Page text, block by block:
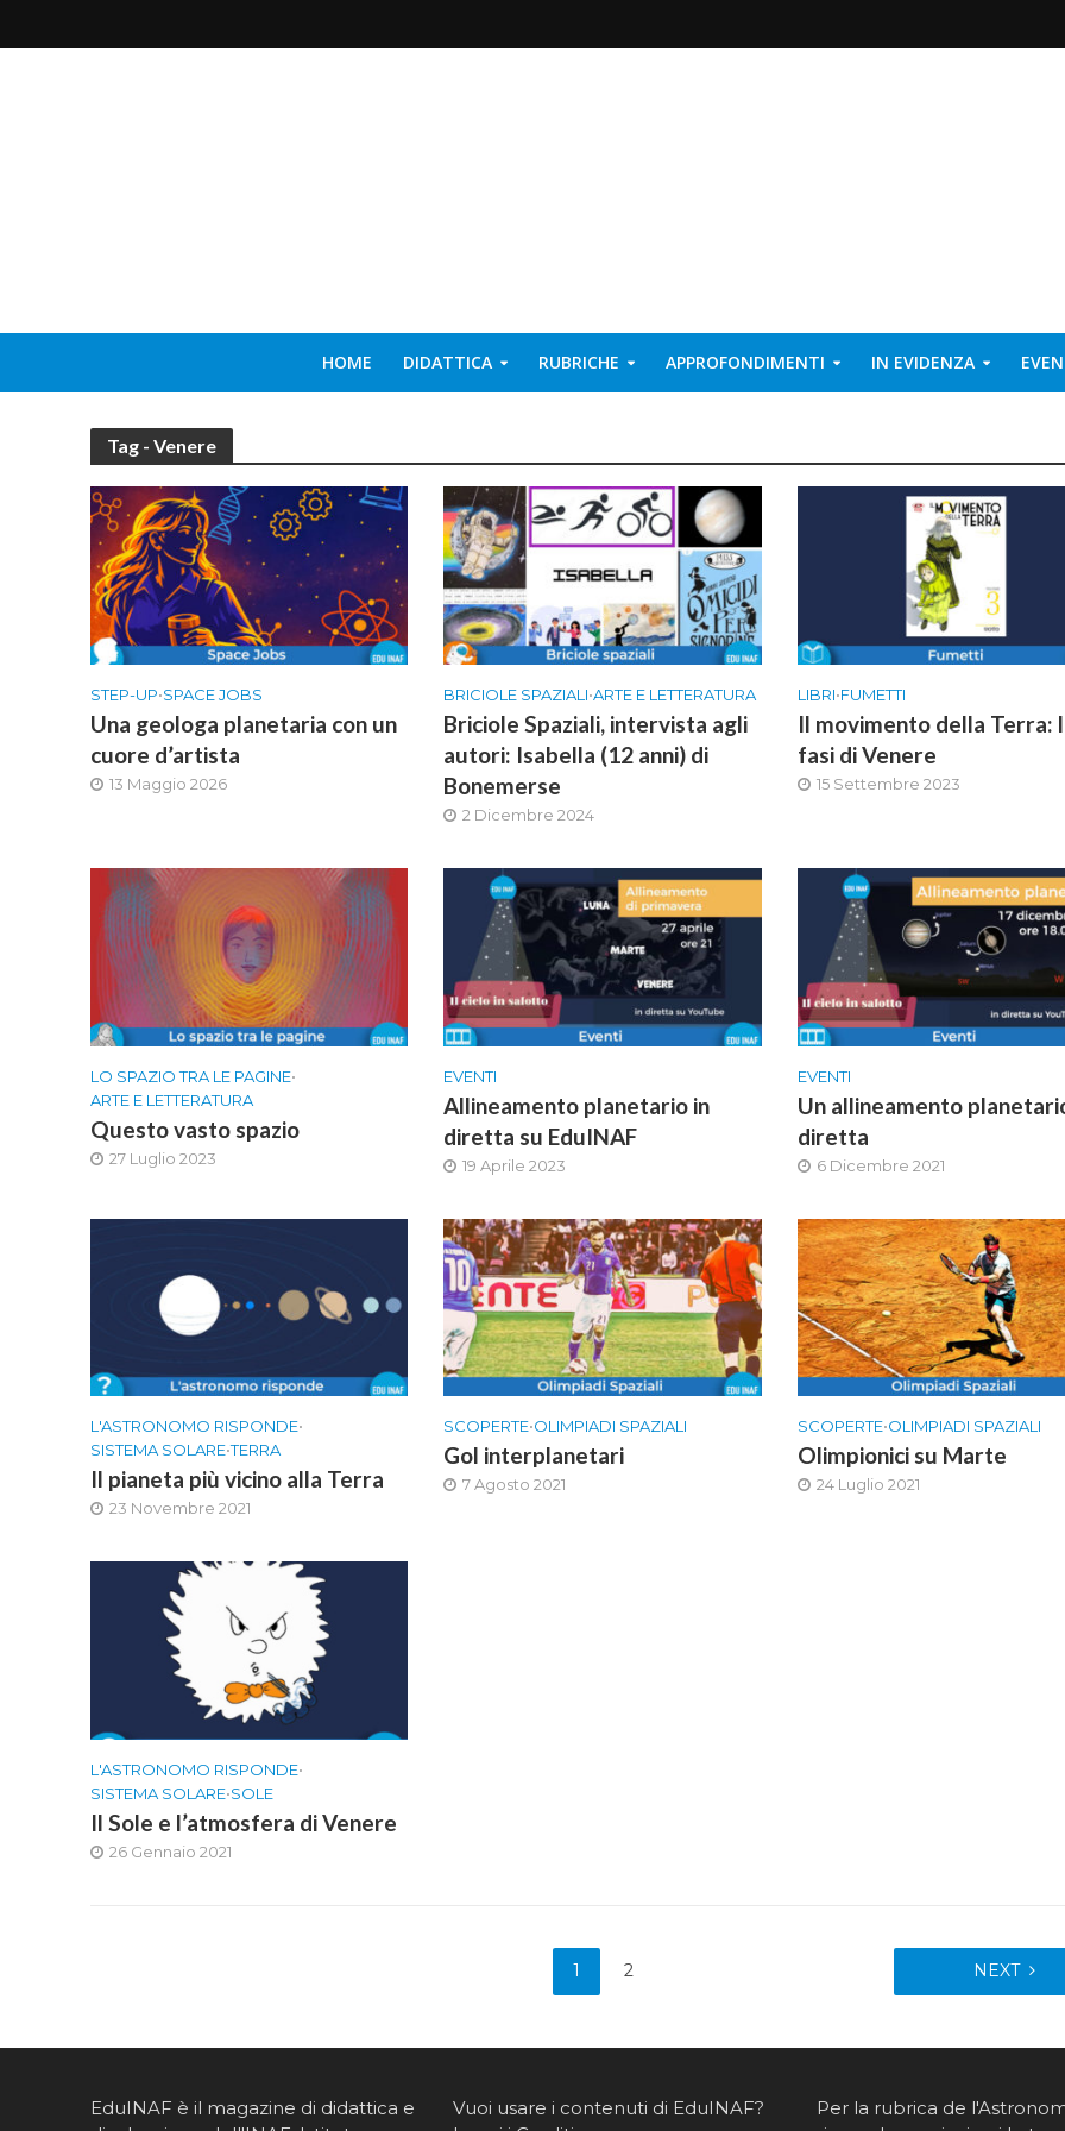
HOME DIDATTICA RUBRICHE APPROFONDIMENTI IN EVIDENZA
Tag - Venere
STEP-UP•SPACE JOBS
Una geologa planetaria con un
cuore d’artista
13 Maggio 2026
BRICIOLE SPAZIALI•ARTE E LETTERATURA
Briciole Spaziali, intervista agli
autori: Isabella (12 anni) di
Bonemerse
2 Dicembre 2024
LIBRI•FUMETTI
Il movimento della Terra:
fasi di Venere
15 Settembre 2023
LO SPAZIO TRA LE PAGINE•
ARTE E LETTERATURA
Questo vasto spazio
27 Luglio 2023
EVENTI
Allineamento planetario in
diretta su EduINAF
19 Aprile 2023
EVENTI
Un allineamento
diretta
6 Dicembre 2021
L'ASTRONOMO RISPONDE•
SISTEMA SOLARE•TERRA
Il pianeta più vicino alla Terra
23 Novembre 2021
SCOPERTE•OLIMPIADI SPAZIALI
Gol interplanetari
7 Agosto 2021
SCOPERTE•OLIMPIADI SPAZIALI
Olimpionici su Marte
24 Luglio 2021
L'ASTRONOMO RISPONDE•
SISTEMA SOLARE•SOLE
Il Sole e l’atmosfera di Venere
26 Gennaio 2021
1 2 NEXT
EduINAF è il magazine di didattica e
Vuoi usare i contenuti di EduINAF?
Per la rubrica de